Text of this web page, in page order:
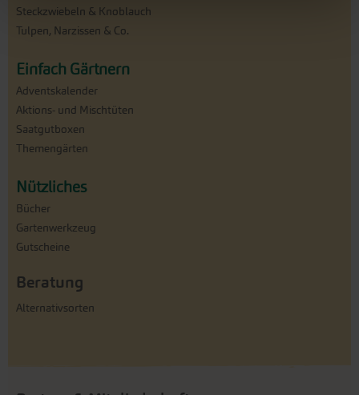
Steckzwiebeln & Knoblauch
Tulpen, Narzissen & Co.
Einfach Gärtnern
Adventskalender
Aktions- und Mischtüten
Saatgutboxen
Themengärten
Nützliches
Bücher
Gartenwerkzeug
Gutscheine
Beratung
Alternativsorten